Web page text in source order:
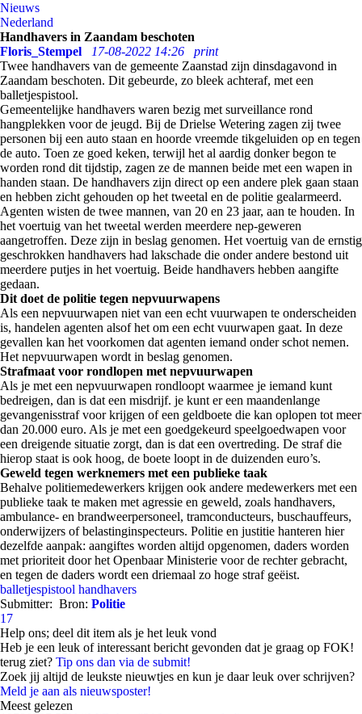
Nieuws
Nederland
Handhavers in Zaandam beschoten
Floris_Stempel
17-08-2022 14:26
print
Twee handhavers van de gemeente Zaanstad zijn dinsdagavond in
Zaandam beschoten. Dit gebeurde, zo bleek achteraf, met een
balletjespistool.
Gemeentelijke handhavers waren bezig met surveillance rond
hangplekken voor de jeugd. Bij de Drielse Wetering zagen zij twee
personen bij een auto staan en hoorde vreemde tikgeluiden op en tegen
de auto. Toen ze goed keken, terwijl het al aardig donker begon te
worden rond dit tijdstip, zagen ze de mannen beide met een wapen in
handen staan. De handhavers zijn direct op een andere plek gaan staan
en hebben zicht gehouden op het tweetal en de politie gealarmeerd.
Agenten wisten de twee mannen, van 20 en 23 jaar, aan te houden. In
het voertuig van het tweetal werden meerdere nep-geweren
aangetroffen. Deze zijn in beslag genomen. Het voertuig van de ernstig
geschrokken handhavers had lakschade die onder andere bestond uit
meerdere putjes in het voertuig. Beide handhavers hebben aangifte
gedaan.
Dit doet de politie tegen nepvuurwapens
Als een nepvuurwapen niet van een echt vuurwapen te onderscheiden
is, handelen agenten alsof het om een echt vuurwapen gaat. In deze
gevallen kan het voorkomen dat agenten iemand onder schot nemen.
Het nepvuurwapen wordt in beslag genomen.
Strafmaat voor rondlopen met nepvuurwapen
Als je met een nepvuurwapen rondloopt waarmee je iemand kunt
bedreigen, dan is dat een misdrijf. je kunt er een maandenlange
gevangenisstraf voor krijgen of een geldboete die kan oplopen tot meer
dan 20.000 euro. Als je met een goedgekeurd speelgoedwapen voor
een dreigende situatie zorgt, dan is dat een overtreding. De straf die
hierop staat is ook hoog, de boete loopt in de duizenden euro’s.
Geweld tegen werknemers met een publieke taak
Behalve politiemedewerkers krijgen ook andere medewerkers met een
publieke taak te maken met agressie en geweld, zoals handhavers,
ambulance- en brandweerpersoneel, tramconducteurs, buschauffeurs,
onderwijzers of belastinginspecteurs. Politie en justitie hanteren hier
dezelfde aanpak: aangiftes worden altijd opgenomen, daders worden
met prioriteit door het Openbaar Ministerie voor de rechter gebracht,
en tegen de daders wordt een driemaal zo hoge straf geëist.
balletjespistool handhavers
Submitter: Bron: Politie
17
Help ons; deel dit item als je het leuk vond
Heb je een leuk of interessant bericht gevonden dat je graag op FOK!
terug ziet? Tip ons dan via de submit!
Zoek jij altijd de leukste nieuwtjes en kun je daar leuk over schrijven?
Meld je aan als nieuwsposter!
Meest gelezen